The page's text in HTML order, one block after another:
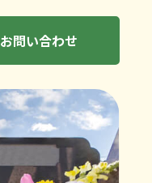
お問い合わせ